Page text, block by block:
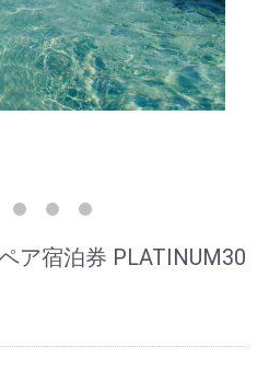
ア宿泊券 PLATINUM30